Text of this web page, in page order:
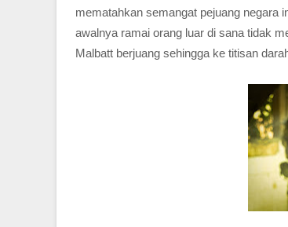
mematahkan semangat pejuang negara
awalnya ramai orang luar di sana tidak
Malbatt berjuang sehingga ke titisan